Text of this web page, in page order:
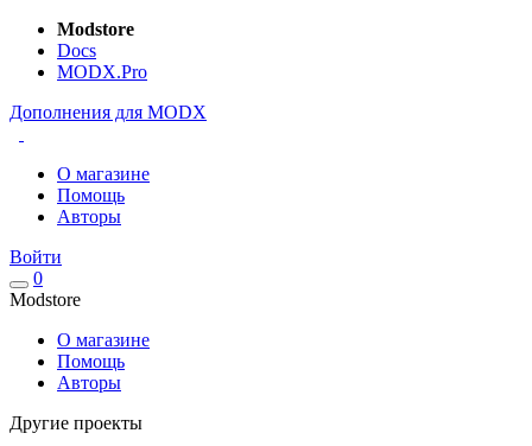
Modstore
Docs
MODX.Pro
Дополнения для MODX
О магазине
Помощь
Авторы
Войти
0
Modstore
О магазине
Помощь
Авторы
Другие проекты